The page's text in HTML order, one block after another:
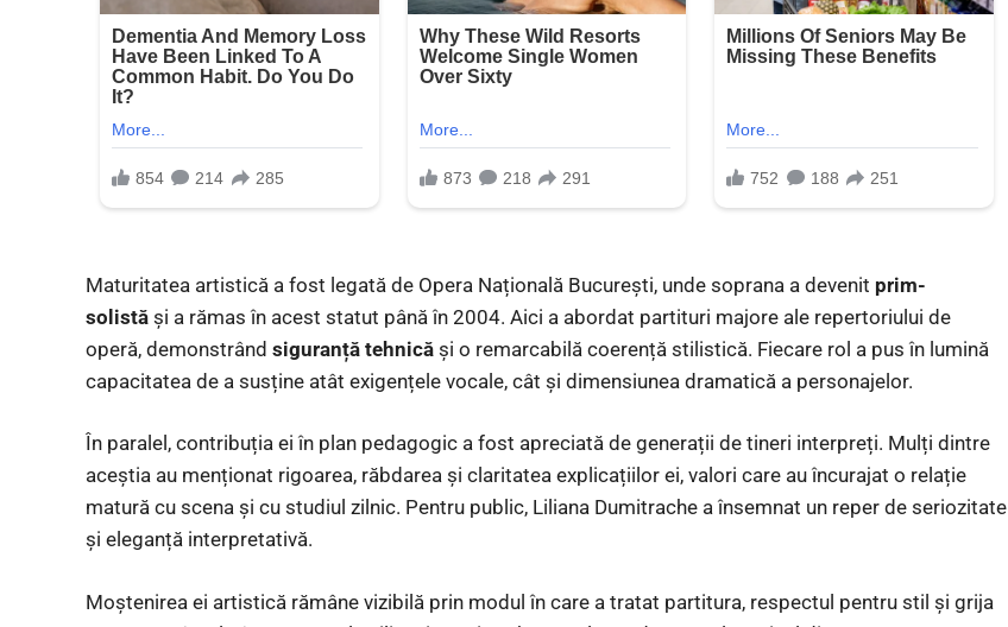
Maturitatea artistică a fost legată de Opera Națională București, unde soprana a devenit prim-
solistă și a rămas în acest statut până în 2004. Aici a abordat partituri majore ale repertoriului de
operă, demonstrând siguranță tehnică și o remarcabilă coerență stilistică. Fiecare rol a pus în lumină
capacitatea de a susține atât exigențele vocale, cât și dimensiunea dramatică a personajelor.
În paralel, contribuția ei în plan pedagogic a fost apreciată de generații de tineri interpreți. Mulți dintre
aceștia au menționat rigoarea, răbdarea și claritatea explicațiilor ei, valori care au încurajat o relație
matură cu scena și cu studiul zilnic. Pentru public, Liliana Dumitrache a însemnat un reper de seriozitate
și eleganță interpretativă.
Moștenirea ei artistică rămâne vizibilă prin modul în care a tratat partitura, respectul pentru stil și grija